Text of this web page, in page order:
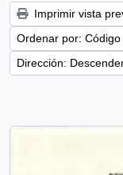
Imprimir vista
Ordenar por:
Dirección: